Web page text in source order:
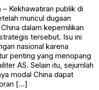
Kekhawatiran publik di
muncul dugaan
dalam kepemilikan
tersebut. Isu ini
nasional karena
penting yang menopang
AS. Selain itu, sejumlah
modal China dapat
[…]